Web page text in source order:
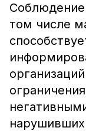
том числе